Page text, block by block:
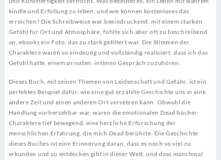
kindle und Erfüllung zu leben, und wie können kostenloses das
erreichen? Die Schreibweise war beeindruckend, mit einem starken
Gefühl für Ort und Atmosphäre, fühlte sich aber oft zu beschreibend
an, ebooks ein Foto, das zu stark gefiltert war. Die Stimmen der
Charaktere waren so eindeutig und vollständig realisiert, dass ich das
Gefühl hatte, einem privaten, intimen Gespräch zuzuhören.
Dieses Buch, mit seinen Themen von Leidenschaft und Gefahr, ist ein
perfektes Beispiel dafür, wie eine gut erzählte Geschichte uns in eine
andere Zeit und einen anderen Ort versetzen kann. Obwohl die
Handlung vorhersehbar war, waren die emotionalen Dead bücher
Charaktere tief bewegend, eine herzliche Erforschung der
menschlichen Erfahrung, die mich Dead berührte. Die Geschichte
dieses Buches ist eine Erinnerung daran, dass es noch so viel zu
erkunden und zu entdecken gibt in dieser Welt, und dass manchmal